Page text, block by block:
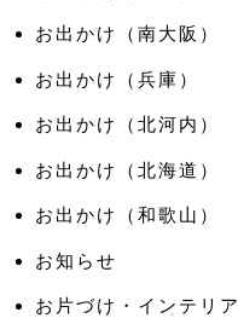
お出かけ（南大阪）
お出かけ（兵庫）
お出かけ（北河内）
お出かけ（北海道）
お出かけ（和歌山）
お知らせ
お片づけ・インテリア